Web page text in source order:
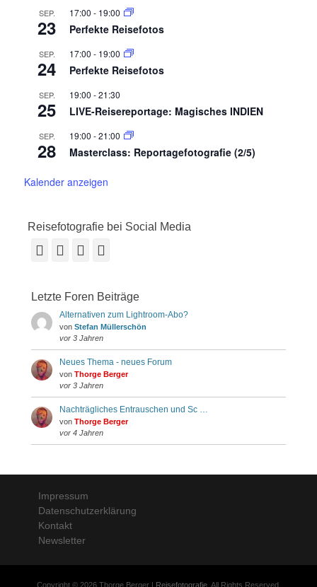
SEP.
23
17:00 - 19:00
Perfekte Reisefotos
SEP.
24
17:00 - 19:00
Perfekte Reisefotos
SEP.
25
19:00 -21:30
LIVE-Reisereportage: Magisches INDIEN
SEP.
28
19:00 -21:00
Masterclass: Reportagefotografie (2/5)
Kalender anzeigen
Reisefotografie bei Social Media
Facebook
VimeoYouTube
Letzte Foren Beiträge
Alternativen zum Lightroom-Abo?
von Stefan Müllerschön
vor 3 Jahren
Neues Thema - neues Forum
von Thorge Berger
vor 3 Jahren
Nachträgliches Entrauschen und Sc …
von Thorge Berger
vor 4 Jahren
Impressum
Datenschutzerklärung
Kontakt
Newsletter
Copyright © 2026 Thorge Berger | Reisefotografie. All Rights Reserved.